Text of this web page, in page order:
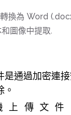
換為 Word
圖像中提取.
通過加密連接
。
上傳文件